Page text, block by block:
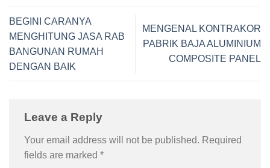
BEGINI CARANYA
MENGHITUNG JASA RAB
BANGUNAN RUMAH
DENGAN BAIK
MENGENAL KONTRAKOR
PABRIK BAJA ALUMINIUM
COMPOSITE PANEL
Leave a Reply
Your email address will not be published. Required
fields are marked *